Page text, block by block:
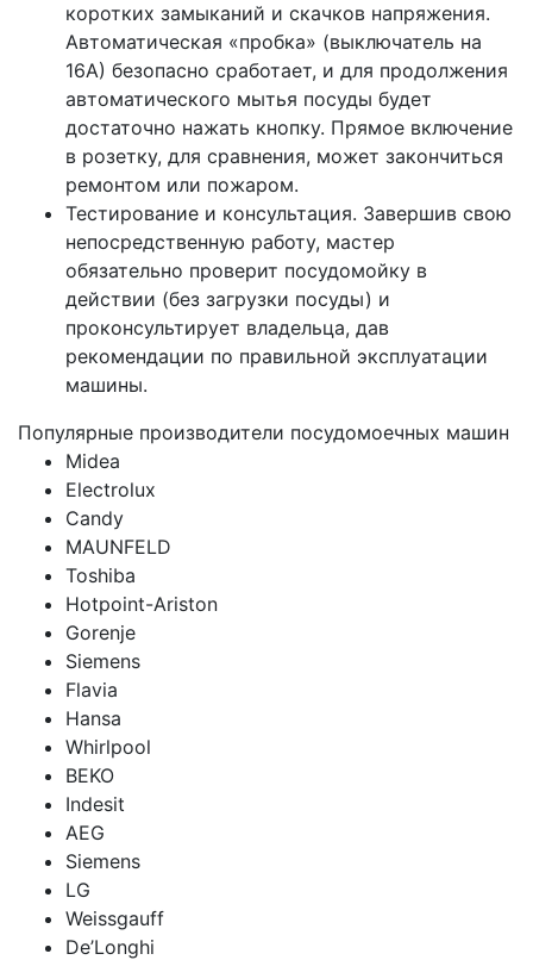
коротких замыканий и скачков напряжения.
Автоматическая «пробка» (выключатель на
16А) безопасно сработает, и для продолжения
автоматического мытья посуды будет
достаточно нажать кнопку. Прямое включение
в розетку, для сравнения, может закончиться
ремонтом или пожаром.
Тестирование и консультация. Завершив свою
непосредственную работу, мастер
обязательно проверит посудомойку в
действии (без загрузки посуды) и
проконсультирует владельца, дав
рекомендации по правильной эксплуатации
машины.
Популярные производители посудомоечных машин
Midea
Electrolux
Candy
MAUNFELD
Toshiba
Hotpoint-Ariston
Gorenje
Siemens
Flavia
Hansa
Whirlpool
BEKO
Indesit
AEG
Siemens
LG
Weissgauff
De’Longhi